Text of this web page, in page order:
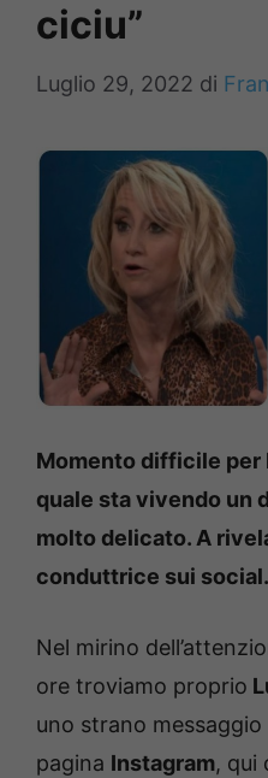
ciciu”
Luglio 29, 2022 di
Momento difficile per
quale sta vivendo un
molto delicato. A
conduttrice sui social.
Nel mirino
ore troviamo proprio
uno strano
pagina Instagram, qui